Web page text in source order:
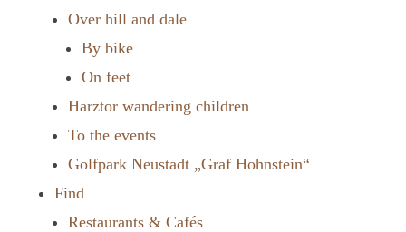
Over hill and dale
By bike
On feet
Harztor wandering children
To the events
Golfpark Neustadt „Graf Hohnstein“
Find
Restaurants & Cafés